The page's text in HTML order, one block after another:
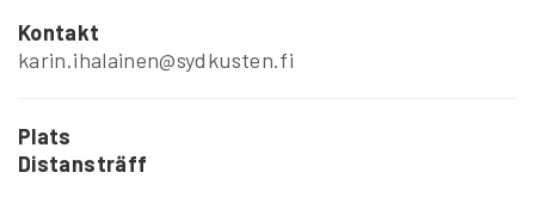
Kontakt
karin.ihalainen@sydkusten.fi
Plats
Distansträff